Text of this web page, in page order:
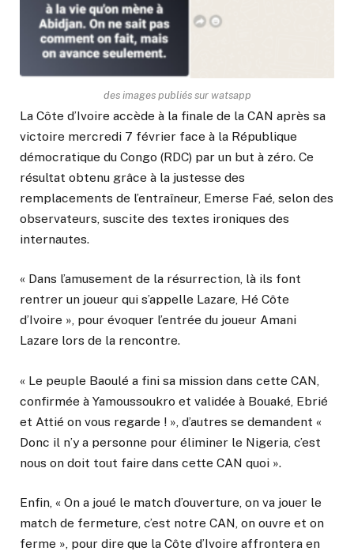
des images publiés sur watsapp
La Côte d’Ivoire accède à la finale de la CAN après sa
victoire mercredi 7 février face à la République
démocratique du Congo (RDC) par un but à zéro. Ce
résultat obtenu grâce à la justesse des
remplacements de l’entraîneur, Emerse Faé, selon des
observateurs, suscite des textes ironiques des
internautes.
« Dans l’amusement de la résurrection, là ils font
rentrer un joueur qui s’appelle Lazare, Hé Côte
d’Ivoire », pour évoquer l’entrée du joueur Amani
Lazare lors de la rencontre.
« Le peuple Baoulé a fini sa mission dans cette CAN,
confirmée à Yamoussoukro et validée à Bouaké, Ebrié
et Attié on vous regarde ! », d’autres se demandent «
Donc il n’y a personne pour éliminer le Nigeria, c’est
nous on doit tout faire dans cette CAN quoi ».
Enfin, « On a joué le match d’ouverture, on va jouer le
match de fermeture, c’est notre CAN, on ouvre et on
ferme », pour dire que la Côte d’Ivoire affrontera en